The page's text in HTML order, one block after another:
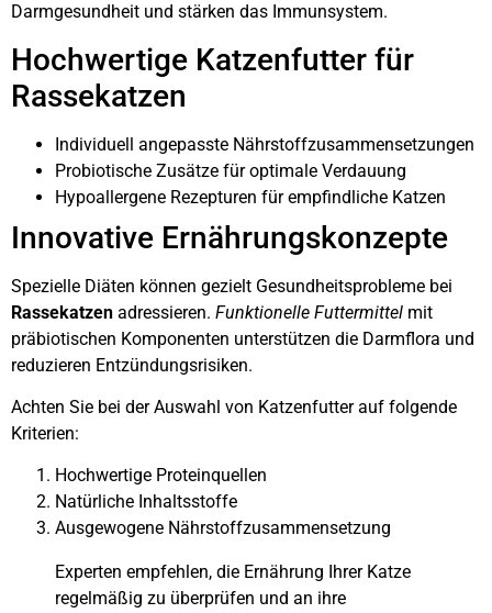
Darmgesundheit und stärken das Immunsystem.
Hochwertige Katzenfutter für
Rassekatzen
Individuell angepasste Nährstoffzusammensetzungen
Probiotische Zusätze für optimale Verdauung
Hypoallergene Rezepturen für empfindliche Katzen
Innovative Ernährungskonzepte
Spezielle Diäten können gezielt Gesundheitsprobleme bei
Rassekatzen adressieren. Funktionelle Futtermittel mit
präbiotischen Komponenten unterstützen die Darmflora und
reduzieren Entzündungsrisiken.
Achten Sie bei der Auswahl von Katzenfutter auf folgende
Kriterien:
Hochwertige Proteinquellen
Natürliche Inhaltsstoffe
Ausgewogene Nährstoffzusammensetzung
Experten empfehlen, die Ernährung Ihrer Katze
regelmäßig zu überprüfen und an ihre